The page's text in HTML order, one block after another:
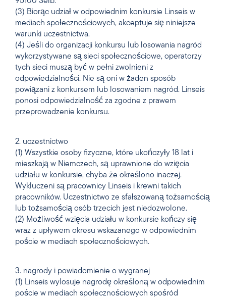
(3) Biorąc udział w odpowiednim konkursie Linseis w
mediach społecznościowych, akceptuje się niniejsze
warunki uczestnictwa.
(4) Jeśli do organizacji konkursu lub losowania nagród
wykorzystywane są sieci społecznościowe, operatorzy
tych sieci muszą być w pełni zwolnieni z
odpowiedzialności. Nie są oni w żaden sposób
powiązani z konkursem lub losowaniem nagród. Linseis
ponosi odpowiedzialność za zgodne z prawem
przeprowadzenie konkursu.
2. uczestnictwo
(1) Wszystkie osoby fizyczne, które ukończyły 18 lat i
mieszkają w Niemczech, są uprawnione do wzięcia
udziału w konkursie, chyba że określono inaczej.
Wykluczeni są pracownicy Linseis i krewni takich
pracowników. Uczestnictwo ze sfałszowaną tożsamością
lub tożsamością osób trzecich jest niedozwolone.
(2) Możliwość wzięcia udziału w konkursie kończy się
wraz z upływem okresu wskazanego w odpowiednim
poście w mediach społecznościowych.
3. nagrody i powiadomienie o wygranej
(1) Linseis wylosuje nagrodę określoną w odpowiednim
poście w mediach społecznościowych spośród